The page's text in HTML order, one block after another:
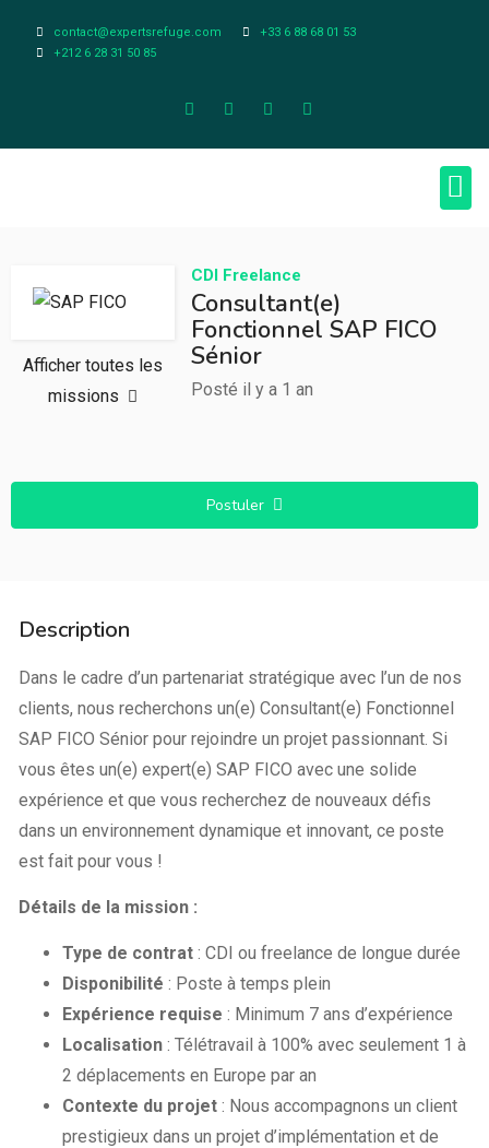
contact@expertsrefuge.com
+33 6 88 68 01 53
+212 6 28 31 50 85
Afficher toutes les
missions
CDI Freelance
Consultant(e)
Fonctionnel SAP FICO
Sénior
Posté il y a 1 an
Postuler
Description
Dans le cadre d’un partenariat stratégique avec l’un de nos
clients, nous recherchons un(e) Consultant(e) Fonctionnel
SAP FICO Sénior pour rejoindre un projet passionnant. Si
vous êtes un(e) expert(e) SAP FICO avec une solide
expérience et que vous recherchez de nouveaux défis
dans un environnement dynamique et innovant, ce poste
est fait pour vous !
Détails de la mission :
Type de contrat: CDI ou freelance de longue durée
Disponibilité : Poste à temps plein
Expérience requise : Minimum 7 ans d’expérience
Localisation: Télétravail à 100% avec seulement 1 à
2 déplacements en Europe par an
Contexte du projet: Nous accompagnons un client
prestigieux dans un projet d’implémentation et de